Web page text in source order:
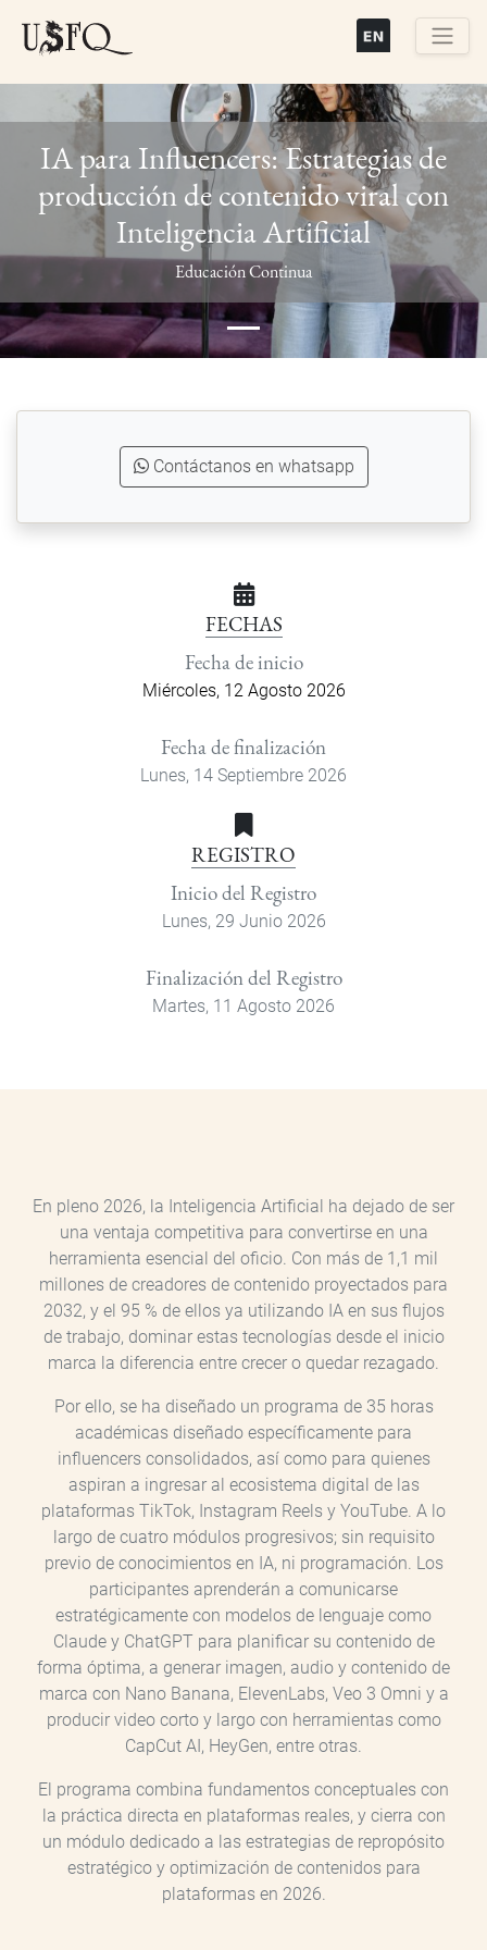
principal
Previous Next
IA para Influencers: Estrategias de
producción de contenido viral con
Inteligencia Artificial
Educación Continua
Contáctanos en whatsapp
FECHAS
Fecha de inicio
Miércoles, 12 Agosto 2026
Fecha de finalización
Lunes, 14 Septiembre 2026
REGISTRO
Inicio del Registro
Lunes, 29 Junio 2026
Finalización del Registro
Martes, 11 Agosto 2026
En pleno 2026, la Inteligencia Artificial ha dejado de ser
una ventaja competitiva para convertirse en una
herramienta esencial del oficio. Con más de 1,1 mil
millones de creadores de contenido proyectados para
2032, y el 95 % de ellos ya utilizando IA en sus flujos
de trabajo, dominar estas tecnologías desde el inicio
marca la diferencia entre crecer o quedar rezagado.
Por ello, se ha diseñado un programa de 35 horas
académicas diseñado específicamente para
influencers consolidados, así como para quienes
aspiran a ingresar al ecosistema digital de las
plataformas TikTok, Instagram Reels y YouTube. A lo
largo de cuatro módulos progresivos; sin requisito
previo de conocimientos en IA, ni programación. Los
participantes aprenderán a comunicarse
estratégicamente con modelos de lenguaje como
Claude y ChatGPT para planificar su contenido de
forma óptima, a generar imagen, audio y contenido de
marca con Nano Banana, ElevenLabs, Veo 3 Omni y a
producir video corto y largo con herramientas como
CapCut AI, HeyGen, entre otras.
El programa combina fundamentos conceptuales con
la práctica directa en plataformas reales, y cierra con
un módulo dedicado a las estrategias de repropósito
estratégico y optimización de contenidos para
plataformas en 2026.